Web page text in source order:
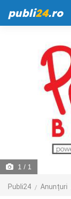
publi24.ro
1 / 1
Publi24 Anunțuri